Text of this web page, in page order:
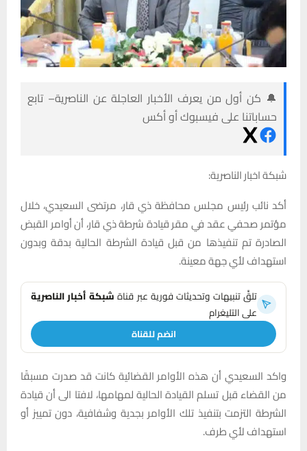
🔔 كن أول من يعرف الأخبار العاجلة عن الناصرية– تابع
حساباتنا على فيسبوك أو أكس
شبكة اخبار الناصرية:
أكد نائب رئيس مجلس محافظة ذي قار، مرتضى السعيدي، خلال
مؤتمر صحفي عقد في مقر قيادة شرطة ذي قار، أن أوامر القبض
الصادرة تم تنفيذها من قبل قيادة الشرطة الحالية بدقة وبدون
استهداف لأي جهة معينة.
تلقَّ تنبيهات وتحديثات فورية عبر قناةشبكة أخبار الناصرية
على التليغرام
انضم للقناة
واكد السعيدي أن هذه الأوامر القضائية كانت قد صدرت مسبقًا
من القضاء قبل تسلم القيادة الحالية لمهامها، لافتا الى أن قيادة
الشرطة التزمت بتنفيذ تلك الأوامر بجدية وشفافية، دون تمييز أو
استهداف لأي طرف.